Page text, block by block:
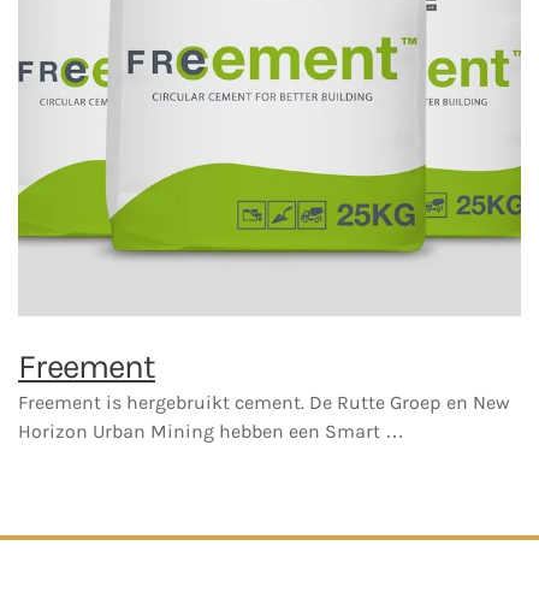
Freement
Freement is hergebruikt cement. De Rutte Groep en New
Horizon Urban Mining hebben een Smart …